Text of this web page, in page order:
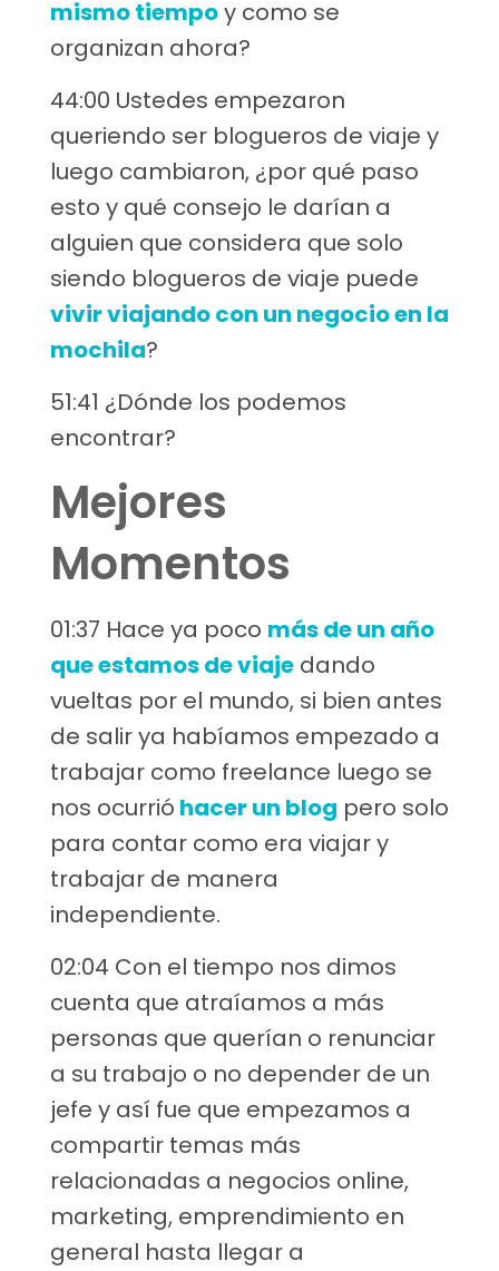
mismo tiempoy como se
organizan ahora?
44:00 Ustedes empezaron
queriendo ser blogueros de viaje y
luego cambiaron, ¿por qué paso
esto y qué consejo le darían a
alguien que considera que solo
siendo blogueros de viaje puede
vivir viajando con un negocio en la
mochila?
51:41 ¿Dónde los podemos
encontrar?
Mejores
Momentos
01:37 Hace ya poco más de un año
que estamos de viaje dando
vueltas por el mundo, si bien antes
de salir ya habíamos empezado a
trabajar como freelance luego se
nos ocurrió hacer un blog pero solo
para contar como era viajar y
trabajar de manera
independiente.
02:04 Con el tiempo nos dimos
cuenta que atraíamos a más
personas que querían o renunciar
a su trabajo o no depender de un
jefe y así fue que empezamos a
compartir temas más
relacionadas a negocios online,
marketing, emprendimiento en
general hasta llegar a